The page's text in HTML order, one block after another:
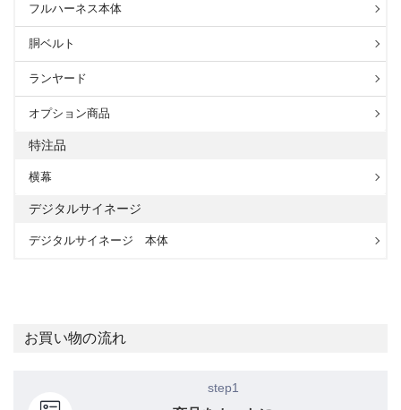
フルハーネス本体
胴ベルト
ランヤード
オプション商品
特注品
横幕
デジタルサイネージ
デジタルサイネージ 本体
お買い物の流れ
step1